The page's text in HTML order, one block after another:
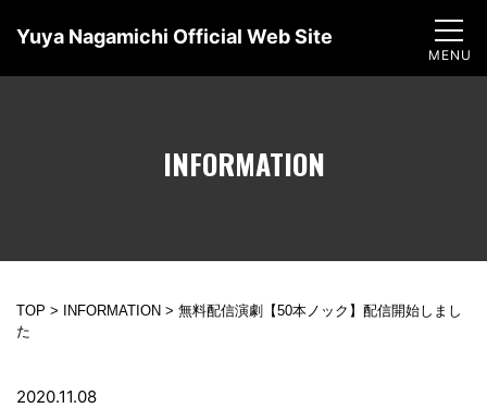
Yuya Nagamichi Official Web Site
INFORMATION
TOP > INFORMATION > 無料配信演劇【50本ノック】配信開始しまし
た
2020.11.08